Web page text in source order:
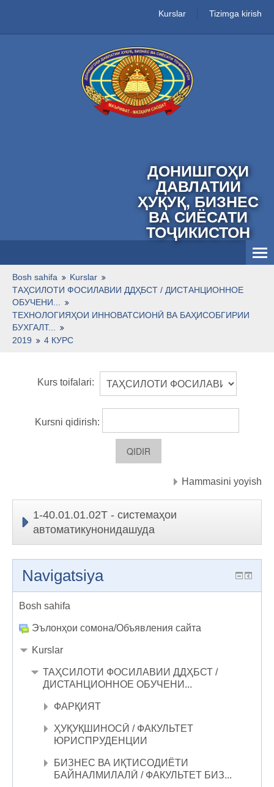
Kurslar Tizimga kirish
ДОНИШГОҲИ
ДАВЛАТИИ
ҲУҚУҚ, БИЗНЕС
ВА СИЁСАТИ
ТОҶИКИСТОН
O'zbekcha ‎(uz)‎
Bosh sahifa
Kurslar
ТАҲСИЛОТИ ФОСИЛАВИИ ДДҲБСТ / ДИСТАНЦИОННОЕ
ОБУЧЕНИ...
ТЕХНОЛОГИЯҲОИ ИННОВАТСИОНӢ ВА БАҲИСОБГИРИИ
БУХГАЛТ...
2019
4 КУРС
Kurs toifalari:
Kursni qidirish:
Hammasini yoyish
1-40.01.01.02Т - системаҳои
автоматикунонидашуда
Navigatsiya
Bosh sahifa
Эълонҳои сомона/Объявления сайта
Kurslar
ТАҲСИЛОТИ ФОСИЛАВИИ ДДҲБСТ /
ДИСТАНЦИОННОЕ ОБУЧЕНИ...
ФАРҚИЯТ
ҲУҚУҚШИНОСӢ / ФАКУЛЬТЕТ
ЮРИСПРУДЕНЦИИ
БИЗНЕС ВА ИҚТИСОДИЁТИ
БАЙНАЛМИЛАЛӢ / ФАКУЛЬТЕТ БИЗ...